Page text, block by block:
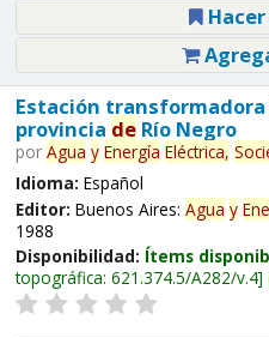
Hacer
Estación transformadora
provincia deRío Negro
por Agua y Energía Eléctrica,
Idioma: Español
Editor: Buenos Aires: Agua y
1988
Disponibilidad: Ítems
topográfica: 621.374.5/A282/v.4